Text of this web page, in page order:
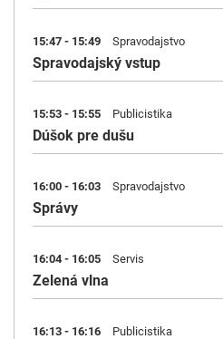
15:47 - 15:49 Spravodajstvo
Spravodajský vstup
15:53 - 15:55 Publicistika
Dúšok pre dušu
16:00 - 16:03 Spravodajstvo
Správy
16:04 - 16:05 Servis
Zelená vlna
16:13 - 16:16 Publicistika